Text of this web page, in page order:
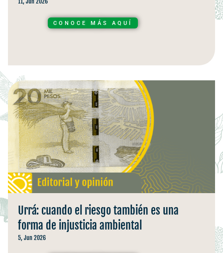
CONOCE MÁS AQUÍ
Urrá: cuando el riesgo también es una
forma de injusticia ambiental
5, Jun 2026